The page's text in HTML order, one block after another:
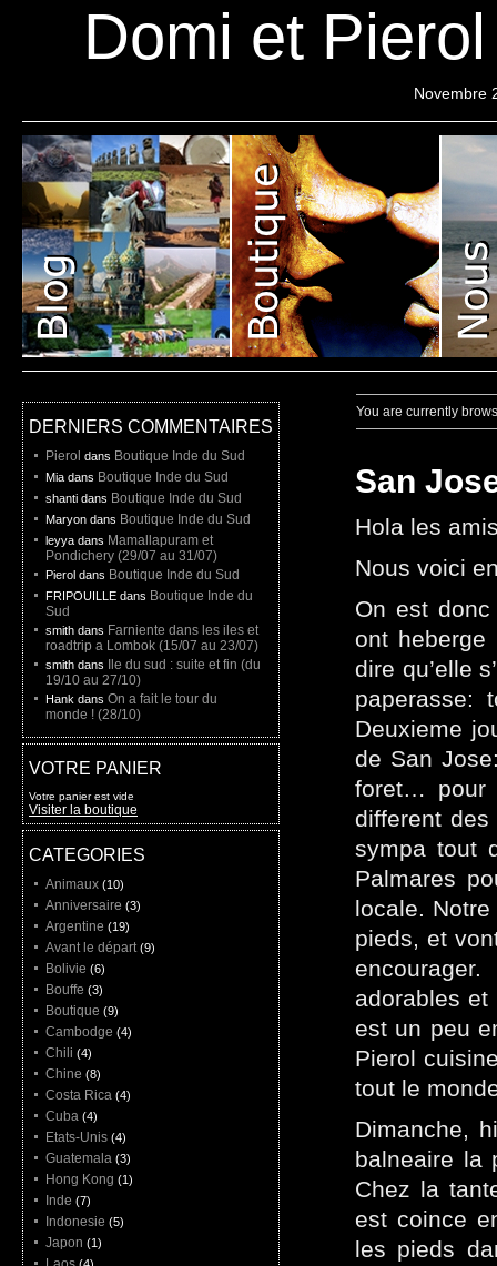
Domi et
Novembre
Projet
You are currently
San
Hola les
Nous voici
On est
ont
dire qu’elle
paperasse:
Deuxieme
de San
foret… pour
different des
sympa tout
Palmares
locale.
pieds, et
adorables
est un peu
Pierol
tout le
Dimanche,
balneaire la
Chez la
est coince
les pieds
DERNIERS COMMENTAIRES
Pierol dans Boutique Inde du Sud
Mia dans Boutique Inde du Sud
shanti dans Boutique Inde du Sud
Maryon dans Boutique Inde du Sud
leyya dans Mamallapuram et
Pondichery (29/07 au 31/07)
Pierol dans Boutique Inde du Sud
FRIPOUILLE dans Boutique Inde du
Sud
smith dans Farniente dans les iles et
roadtrip a Lombok (15/07 au 23/07)
smith dans
Ile du sud : suite et fin (du
19/10 au 27/10)
Hank dans On a fait le tour du
monde ! (28/10)
VOTRE PANIER
Votre panier est vide
Visiter la boutique
CATEGORIES
Animaux (10)
Anniversaire (3)
Argentine (19)
Avant le départ (9)
Bolivie (6)
Bouffe (3)
Boutique (9)
Cambodge (4)
Chili (4)
Chine (8)
Costa Rica (4)
Cuba (4)
Etats-Unis (4)
Guatemala (3)
Hong Kong (1)
Inde (7)
Indonesie (5)
Japon (1)